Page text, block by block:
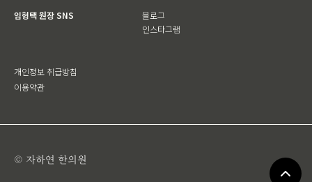
임형택 원장 SNS
블로그
인스타그램
개인정보 취급방침
이용약관
© 자하연 한의원